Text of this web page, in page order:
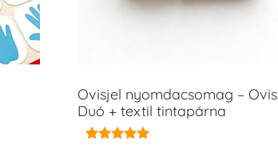
Ovisjel nyomdacsomag – Ovis
Duó + textil tintapárna